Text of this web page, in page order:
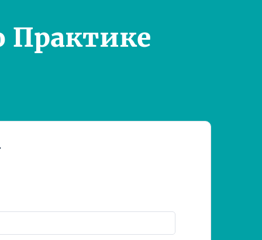
Практике